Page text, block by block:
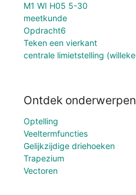
M1 WI H05 5-30
meetkunde
Opdracht6
Teken een vierkant
centrale limietstelling
Ontdek onderwerpen
Optelling
Veeltermfuncties
Gelijkzijdige driehoeken
Trapezium
Vectoren